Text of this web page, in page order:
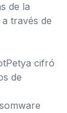
de la
través de
cifró
de